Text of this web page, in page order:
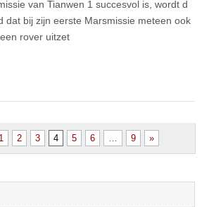
van Tianwen 1 succesvol is, wordt d
dat bij zijn eerste Marsmissie meteen ook
rover uitzet
1 2 3 4 5 6 9 »